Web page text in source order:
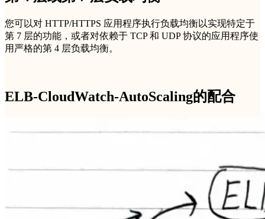
您可以对 HTTP/HTTPS 应用程序执行负载均衡以实现特定于
第 7 层的功能，或者对依赖于 TCP 和 UDP 协议的应用程序使
用严格的第 4 层负载均衡。
ELB-CloudWatch-AutoScaling的配合